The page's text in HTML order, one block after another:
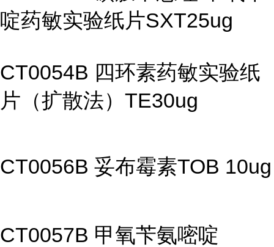
啶药敏实验纸片SXT25ug
CT0054B 四环素药敏实验纸
片（扩散法）TE30ug
CT0056B 妥布霉素TOB 10ug
CT0057B 甲氧苄氨嘧啶